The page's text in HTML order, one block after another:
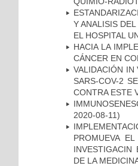
Y ANALISIS
EL HOSPITAL
HACIA LA
CÁNCER EN
VALIDACIÓN IN
SARS-COV-2
CONTRA ESTE
2020-08-11)
PROMUEVA
INVESTIGACIN
DE LA